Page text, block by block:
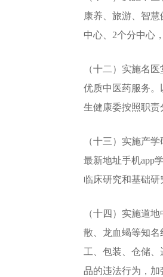
康养、旅游、智
中心、2个分中心
（十二）实施名
优质中医药服务
生健康委按照职责
（十三）实施产
最新地址手机app
临床研究和基础
（十四）实施道
散、龙血蝎等知
工、包装、仓储
品的违法行为，加